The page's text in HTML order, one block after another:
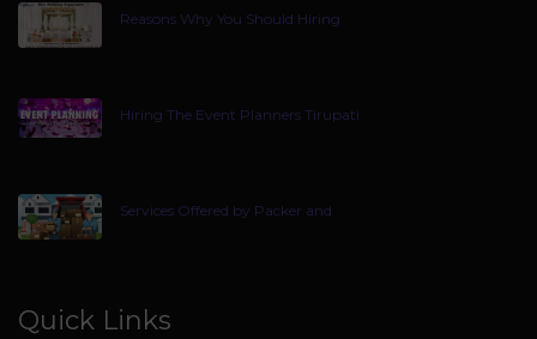
Reasons Why You Should Hiring
Hiring The Event Planners Tirupati
Services Offered by Packer and
Quick Links